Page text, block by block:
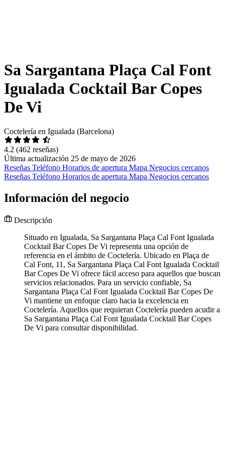
Sa Sargantana Plaça Cal Font
Igualada Cocktail Bar Copes
De Vi
Coctelería en Igualada (Barcelona)
4.2 (462 reseñas)
Última actualización 25 de mayo de 2026
Reseñas Teléfono Horarios de apertura Mapa Negocios cercanos
Reseñas Teléfono Horarios de apertura Mapa Negocios cercanos
Información del negocio
Descripción
Situado en Igualada, Sa Sargantana Plaça Cal Font Igualada
Cocktail Bar Copes De Vi representa una opción de
referencia en el ámbito de Coctelería. Ubicado en Plaça de
Cal Font, 11, Sa Sargantana Plaça Cal Font Igualada Cocktail
Bar Copes De Vi ofrece fácil acceso para aquellos que buscan
servicios relacionados. Para un servicio confiable, Sa
Sargantana Plaça Cal Font Igualada Cocktail Bar Copes De
Vi mantiene un enfoque claro hacia la excelencia en
Coctelería. Aquellos que requieran Coctelería pueden acudir a
Sa Sargantana Plaça Cal Font Igualada Cocktail Bar Copes
De Vi para consultar disponibilidad.